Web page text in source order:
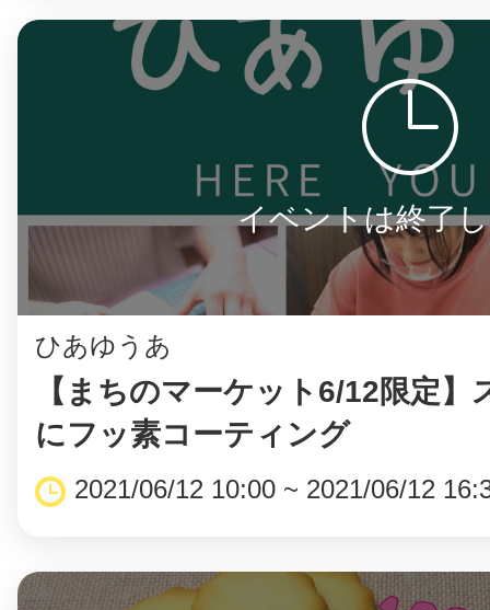
イベントは終了
ひあゆうあ
【まちのマーケット6/12限定】
にフッ素コーティング
2021/06/12 10:00 ~ 2021/06/12